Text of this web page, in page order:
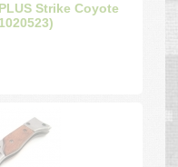
Strike Coyote